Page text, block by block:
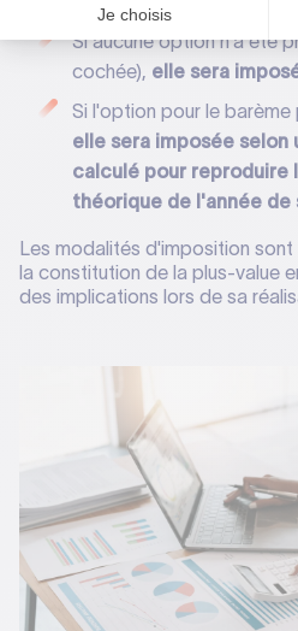
Si aucune option n'a été
cochée), elle sera
Si l'option pour le
elle sera imposée
calculé pour reproduire
théorique de l'année
Les modalités d'imposition
la constitution de la plus-value
des implications lors de sa